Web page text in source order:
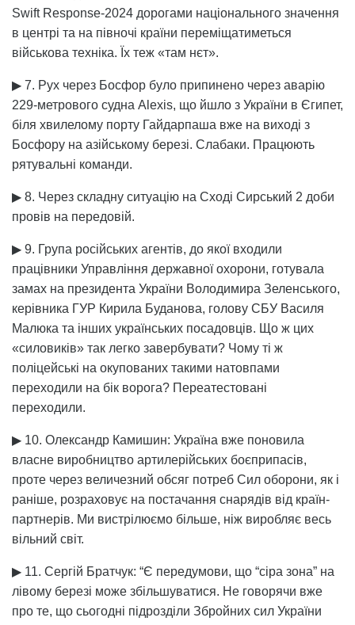
Swift Response-2024 дорогами національного значення
в центрі та на півночі країни переміщатиметься
військова техніка. Їх теж «там нєт».
▶ 7. Рух через Босфор було припинено через аварію
229-метрового судна Alexis, що йшло з України в Єгипет,
біля хвилелому порту Гайдарпаша вже на виході з
Босфору на азійському березі. Слабаки. Працюють
рятувальні команди.
▶ 8. Через складну ситуацію на Сході Сирський 2 доби
провів на передовій.
▶ 9. Група російських агентів, до якої входили
працівники Управління державної охорони, готувала
замах на президента України Володимира Зеленського,
керівника ГУР Кирила Буданова, голову СБУ Василя
Малюка та інших українських посадовців. Що ж цих
«силовиків» так легко завербувати? Чому ті ж
поліцейські на окупованих такими натовпами
переходили на бік ворога? Переатестовані
переходили.
▶ 10. Олександр Камишин: Україна вже поновила
власне виробництво артилерійських боєприпасів,
проте через величезний обсяг потреб Сил оборони, як і
раніше, розраховує на постачання снарядів від країн-
партнерів. Ми вистрілюємо більше, ніж виробляє весь
вільний світ.
▶ 11. Сергій Братчук: “Є передумови, що “сіра зона” на
лівому березі може збільшуватися. Не говорячи вже
про те, що сьогодні підрозділи Збройних сил України